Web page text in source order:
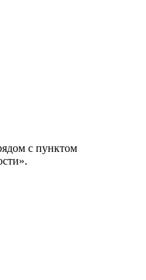
с пунктом